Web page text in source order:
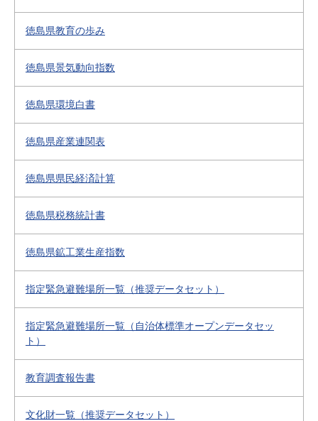
徳島県教育の歩み
徳島県景気動向指数
徳島県環境白書
徳島県産業連関表
徳島県県民経済計算
徳島県税務統計書
徳島県鉱工業生産指数
指定緊急避難場所一覧（推奨データセット）
指定緊急避難場所一覧（自治体標準オープンデータセッ
ト）
教育調査報告書
文化財一覧（推奨データセット）